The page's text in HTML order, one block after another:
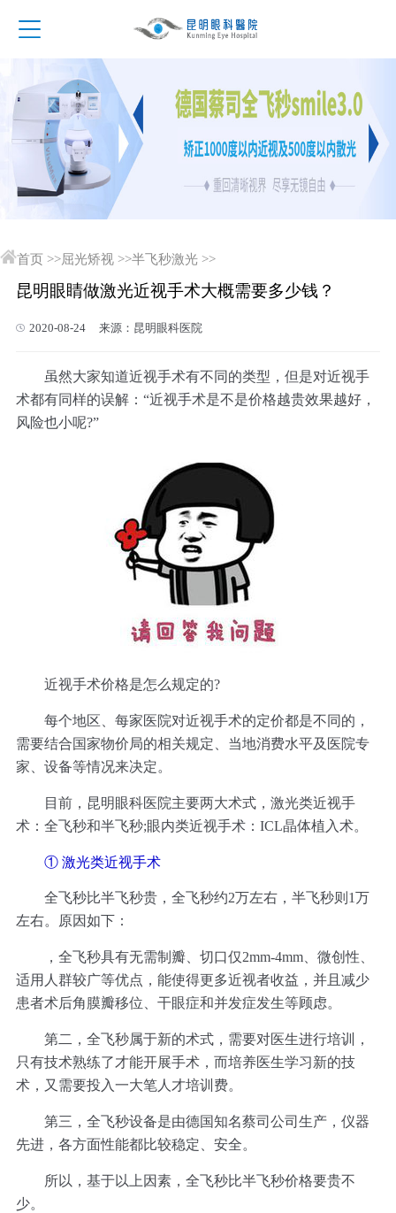
首页 >>屈光矫视 >>半飞秒激光 >>
昆明眼睛做激光近视手术大概需要多少钱？
2020-08-24 来源：昆明眼科医院
虽然大家知道近视手术有不同的类型，但是对近视手
术都有同样的误解：“近视手术是不是价格越贵效果越好，
风险也小呢?”
近视手术价格是怎么规定的?
每个地区、每家医院对近视手术的定价都是不同的，
需要结合国家物价局的相关规定、当地消费水平及医院专
家、设备等情况来决定。
目前，昆明眼科医院主要两大术式，激光类近视手
术：全飞秒和半飞秒;眼内类近视手术：ICL晶体植入术。
① 激光类近视手术
全飞秒比半飞秒贵，全飞秒约2万左右，半飞秒则1万
左右。原因如下：
，全飞秒具有无需制瓣、切口仅2mm-4mm、微创性、
适用人群较广等优点，能使得更多近视者收益，并且减少
患者术后角膜瓣移位、干眼症和并发症发生等顾虑。
第二，全飞秒属于新的术式，需要对医生进行培训，
只有技术熟练了才能开展手术，而培养医生学习新的技
术，又需要投入一大笔人才培训费。
第三，全飞秒设备是由德国知名蔡司公司生产，仪器
先进，各方面性能都比较稳定、安全。
所以，基于以上因素，全飞秒比半飞秒价格要贵不
少。